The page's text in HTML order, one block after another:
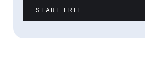
START FREE